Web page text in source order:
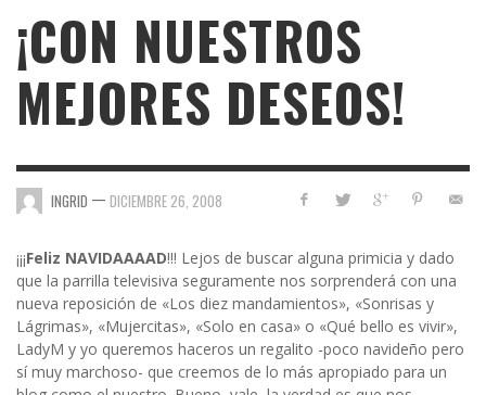
¡CON NUESTROS
MEJORES DESEOS!
INGRID — DICIEMBRE 26, 2008
¡¡¡Feliz NAVIDAAAAD!!! Lejos de buscar alguna primicia y dado
que la parrilla televisiva seguramente nos sorprenderá con una
nueva reposición de «Los diez mandamientos», «Sonrisas y
Lágrimas», «Mujercitas», «Solo en casa» o «Qué bello es vivir»,
LadyM y yo queremos haceros un regalito -poco navideño pero
sí muy marchoso- que creemos de lo más apropiado para un